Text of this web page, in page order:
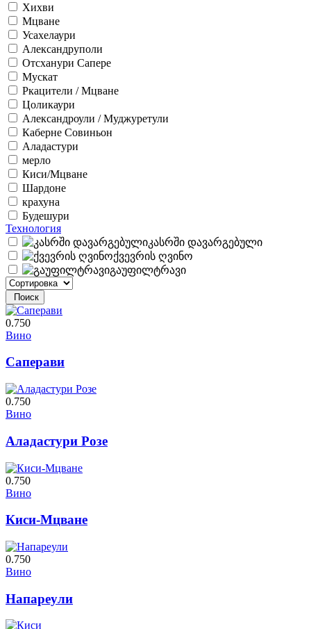
Хихви
Мцване
Усахелаури
Александруполи
Отсханури Сапере
Мускат
Ркацители / Мцване
Цоликаури
Александроули / Муджуретули
Каберне Совиньон
Аладастури
мерло
Киси/Мцване
Шардоне
крахуна
Будешури
Технология
კასრში დავარგებული
ქვევრის ღვინო
გაუფილტრავი
0.750
Вино
Саперави
0.750
Вино
Аладастури Розе
0.750
Вино
Киси-Мцване
0.750
Вино
Напареули